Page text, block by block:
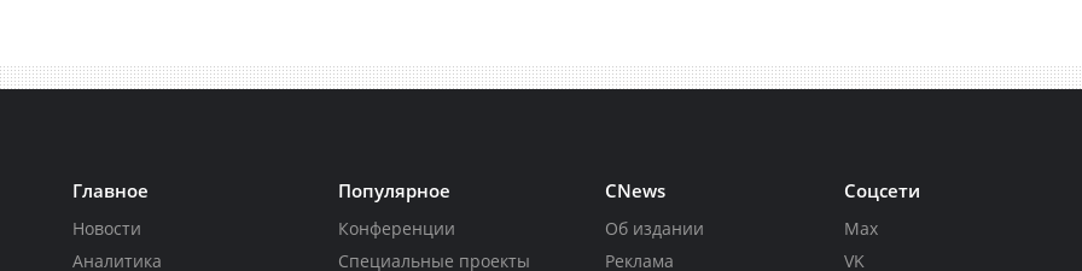
Главное
Новости
Аналитика
Популярное
Конференции
Специальные проекты
CNews
Об издании
Реклама
Соцсети
Max
VK